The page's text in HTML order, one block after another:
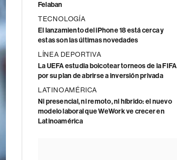
Felaban
TECNOLOGÍA
El lanzamiento del iPhone 18 está cerca y
estas son las últimas novedades
LÍNEA DEPORTIVA
La UEFA estudia boicotear torneos de la FIFA
por su plan de abrirse a inversión privada
LATINOAMÉRICA
Ni presencial, ni remoto, ni híbrido: el nuevo
modelo laboral que WeWork ve crecer en
Latinoamérica